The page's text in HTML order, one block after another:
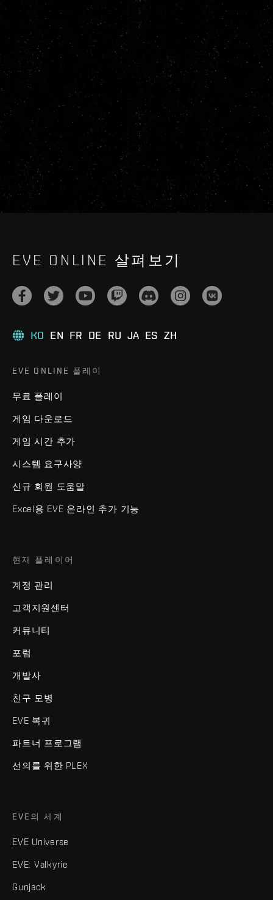
EVE ONLINE 살펴보기
KO EN FR DE RU JA ES ZH
EVE ONLINE 플레이
무료 플레이
게임 다운로드
게임 시간 추가
시스템 요구사양
신규 회원 도움말
Excel용 EVE 온라인 추가 기능
현재 플레이어
계정 관리
고객지원센터
커뮤니티
포럼
개발사
친구 모병
EVE 복귀
파트너 프로그램
선의를 위한 PLEX
EVE의 세계
EVE Universe
EVE: Valkyrie
Gunjack